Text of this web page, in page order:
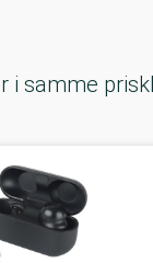
i samme